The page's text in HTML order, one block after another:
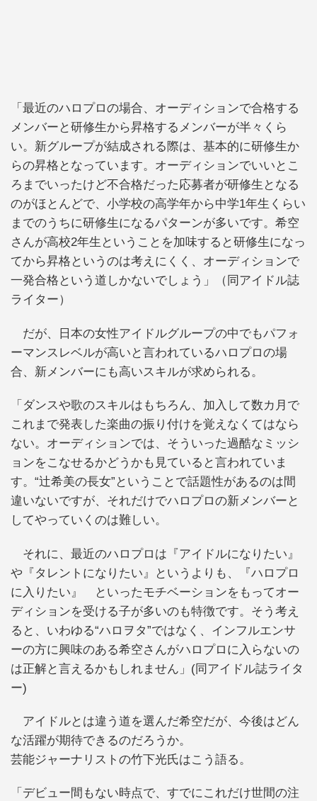
「最近のハロプロの場合、オーディションで合格する
メンバーと研修生から昇格するメンバーが半々くら
い。新グループが結成される際は、基本的に研修生か
らの昇格となっています。オーディションでいいとこ
ろまでいったけど不合格だった応募者が研修生となる
のがほとんどで、小学校の高学年から中学1年生くらい
までのうちに研修生になるパターンが多いです。希空
さんが高校2年生ということを加味すると研修生になっ
てから昇格というのは考えにくく、オーディションで
一発合格という道しかないでしょう」（同アイドル誌
ライター）
だが、日本の女性アイドルグループの中でもパフォ
ーマンスレベルが高いと言われているハロプロの場
合、新メンバーにも高いスキルが求められる。
「ダンスや歌のスキルはもちろん、加入して数カ月で
これまで発表した楽曲の振り付けを覚えなくてはなら
ない。オーディションでは、そういった過酷なミッシ
ョンをこなせるかどうかも見ていると言われていま
す。“辻希美の長女”ということで話題性があるのは間
違いないですが、それだけでハロプロの新メンバーと
してやっていくのは難しい。
それに、最近のハロプロは『アイドルになりたい』
や『タレントになりたい』というよりも、『ハロプロ
に入りたい』 といったモチベーションをもってオー
ディションを受ける子が多いのも特徴です。そう考え
ると、いわゆる“ハロヲタ”ではなく、インフルエンサ
ーの方に興味のある希空さんがハロプロに入らないの
は正解と言えるかもしれません」(同アイドル誌ライタ
ー)
アイドルとは違う道を選んだ希空だが、今後はどん
な活躍が期待できるのだろうか。
芸能ジャーナリストの竹下光氏はこう語る。
「デビュー間もない時点で、すでにこれだけ世間の注